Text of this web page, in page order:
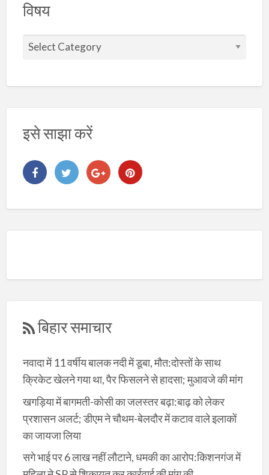
विषय
इसे साझा करें
बिहार समाचार
नवादा में 11 वर्षीय बालक नदी में डूबा, मौत:दोस्तों के साथ
क्रिकेट खेलने गया था, पैर फिसलने से हादसा; मुआवजे की मांग
खगड़िया में बागमती-कोसी का जलस्तर बढ़ा:बाढ़ को लेकर
प्रशासन अलर्ट; डीएम ने चौथम-बेलदौर में कटाव वाले इलाकों
का जायजा लिया
सगे भाई पर 6 लाख नहीं लौटाने, धमकी का आरोप:किशनगंज में